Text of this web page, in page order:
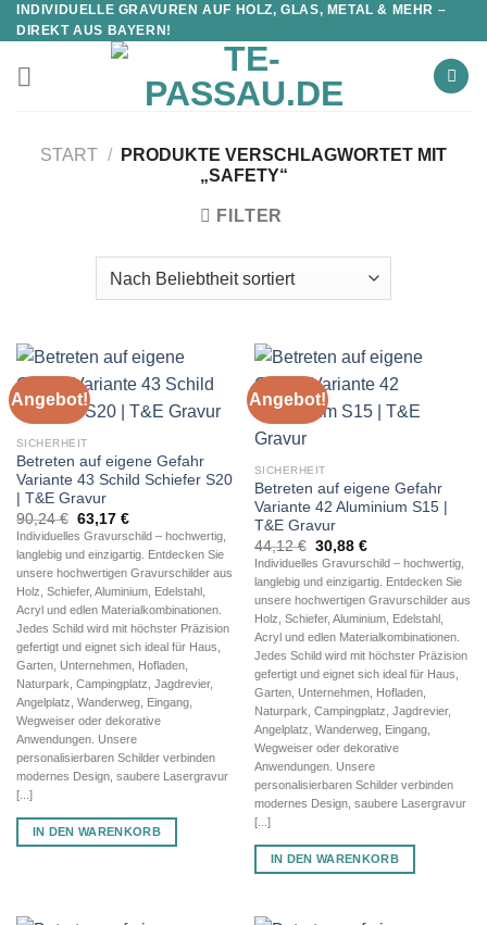
INDIVIDUELLE GRAVUREN AUF HOLZ, GLAS, METAL & MEHR –
DIREKT AUS BAYERN!
START /
PRODUKTE VERSCHLAGWORTET MIT
„SAFETY“
FILTER
Angebot!
SICHERHEIT
Betreten auf eigene Gefahr
Variante 43 Schild Schiefer S20
| T&E Gravur
90,24€ Ursprünglicher
Preis
war:
90,24 €
63,17 €Aktueller
Preis
ist:
63,17 €.
Individuelles Gravurschild – hochwertig,
langlebig und einzigartig. Entdecken Sie
unsere hochwertigen Gravurschilder aus
Holz, Schiefer, Aluminium, Edelstahl,
Acryl und edlen Materialkombinationen.
Jedes Schild wird mit höchster Präzision
gefertigt und eignet sich ideal für Haus,
Garten, Unternehmen, Hofladen,
Naturpark, Campingplatz, Jagdrevier,
Angelplatz, Wanderweg, Eingang,
Wegweiser oder dekorative
Anwendungen. Unsere
personalisierbaren Schilder verbinden
modernes Design, saubere Lasergravur
[...]
IN DEN WARENKORB
Angebot!
SICHERHEIT
Betreten auf eigene Gefahr
Variante 42 Aluminium S15 |
T&E Gravur
44,12€ Ursprünglicher
Preis
war:
44,12 €
30,88 €Aktueller
Preis
ist:
30,88 €.
Individuelles Gravurschild – hochwertig,
langlebig und einzigartig. Entdecken Sie
unsere hochwertigen Gravurschilder aus
Holz, Schiefer, Aluminium, Edelstahl,
Acryl und edlen Materialkombinationen.
Jedes Schild wird mit höchster Präzision
gefertigt und eignet sich ideal für Haus,
Garten, Unternehmen, Hofladen,
Naturpark, Campingplatz, Jagdrevier,
Angelplatz, Wanderweg, Eingang,
Wegweiser oder dekorative
Anwendungen. Unsere
personalisierbaren Schilder verbinden
modernes Design, saubere Lasergravur
[...]
IN DEN WARENKORB